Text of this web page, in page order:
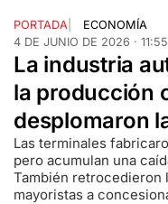
PORTADA
ECONOMÍA
4 DE JUNIO DE 2026 · 11:55
La industria
la producción
desplomaron
Las terminales
pero acumulan una
También retrocedieron
mayoristas a